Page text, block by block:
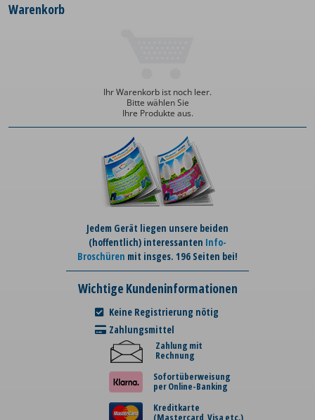
Warenkorb
Ihr Warenkorb ist noch leer.
Bitte wählen Sie
Ihre Produkte aus.
Jedem Gerät liegen unsere beiden
(hoffentlich) interessanten Info-
Broschüren mit insges. 196 Seiten bei!
Wichtige Kundeninformationen
Keine Registrierung nötig
Zahlungsmittel
Zahlung mit
Rechnung
Sofortüberweisung
per Online-Banking
Kreditkarte
(Mastercard, Visa etc.)